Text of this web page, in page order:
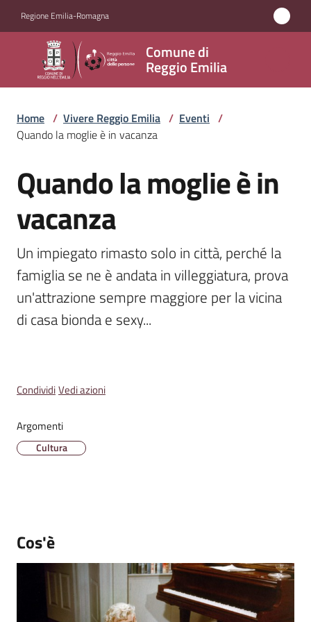
Regione Emilia-Romagna
Comune di
Reggio Emilia
Comune
di
Reggio
Emilia
Amministrazione
Novità
Vivere
Reggio
Emilia
gli
argomenti
s
m
Home / Vivere Reggio Emilia / Eventi /
Quando la moglie è in vacanza
Salta al contenuto
Quando la moglie è in
vacanza
Un impiegato rimasto solo in città, perché la
famiglia se ne è andata in villeggiatura, prova
un'attrazione sempre maggiore per la vicina
di casa bionda e sexy...
CondividiVedi azioni
Argomenti
Cultura
Cos'è